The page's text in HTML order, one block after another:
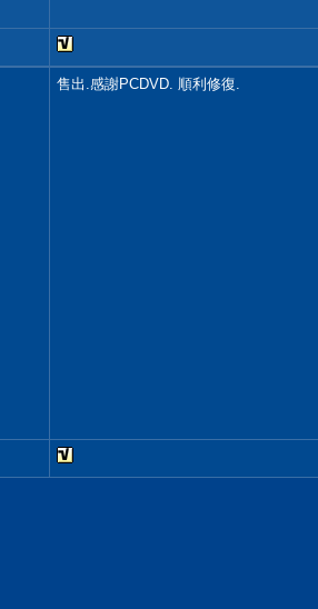
售出.感謝PCDVD. 順利修復.